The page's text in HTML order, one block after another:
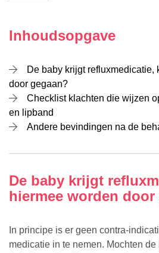
Inhoudsopgave
De baby krijgt refluxmedicatie,
door gegaan?
Checklist klachten die wijzen
en lipband
Andere bevindingen na de
De baby krijgt
hiermee worden door
In principe is er geen contra-
medicatie in te nemen. Mochten